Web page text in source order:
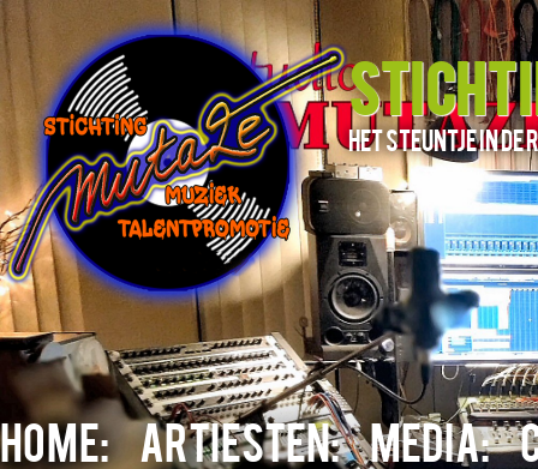
het steuntje in
HOME: ARTIESTEN: MEDIA: